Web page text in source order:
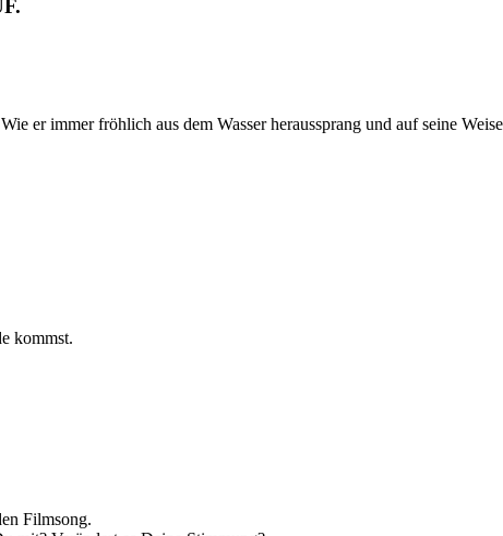
er immer fröhlich aus dem Wasser heraussprang und auf seine
kommst.
Filmsong.